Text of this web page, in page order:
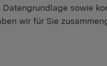
sowie
wir für Sie